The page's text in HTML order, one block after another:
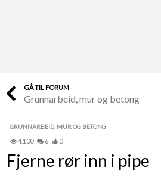
Finn håndverkere
Papirer som mangler
Skaff dokumentasjon som mangler
GÅ TIL FORUM
Grunnarbeid, mur og betong
GRUNNARBEID, MUR OG BETONG
4,100 6 0
Fjerne rør inn i pipe